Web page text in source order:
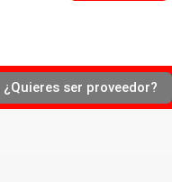
¿Quieres ser proveedor?